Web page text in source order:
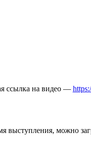
ссылка на видео —
выступления, можно